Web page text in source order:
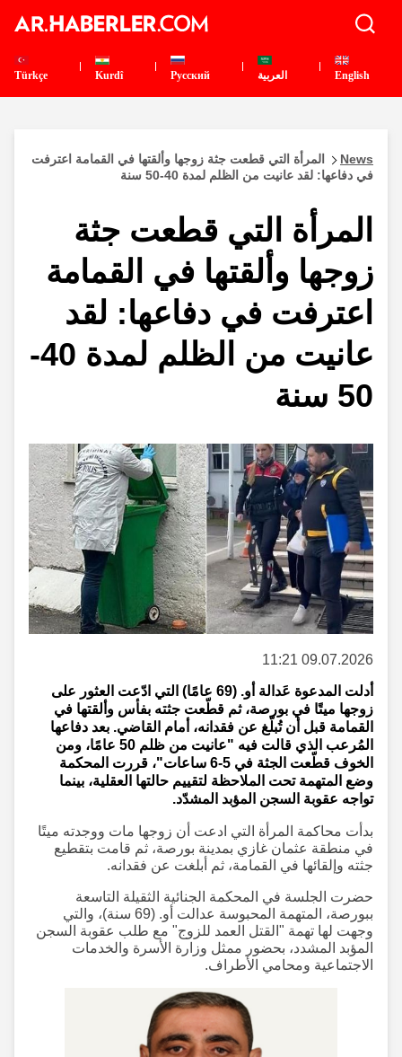
English العربية Pусский
Kurdî
Türkçe
News
المرأة التي قطعت جثة زوجها وألقتها في القمامة اعترفت
في دفاعها: لقد عانيت من الظلم لمدة 40-50 سنة
المرأة التي قطعت جثة
زوجها وألقتها في القمامة
اعترفت في دفاعها: لقد
عانيت من الظلم لمدة 40-
50 سنة
09.07.2026 11:21
أدلت المدعوة عَدالة أو. (69 عامًا) التي ادّعت العثور على
زوجها ميتًا في بورصة، ثم قطّعت جثته بفأس وألقتها في
القمامة قبل أن تُبلّغ عن فقدانه، أمام القاضي. بعد دفاعها
المُرعب الذي قالت فيه "عانيت من ظلم 50 عامًا، ومن
الخوف قطّعت الجثة في 5-6 ساعات"، قررت المحكمة
وضع المتهمة تحت الملاحظة لتقييم حالتها العقلية، بينما
تواجه عقوبة السجن المؤبد المشدّد.
بدأت محاكمة المرأة التي ادعت أن زوجها مات ووجدته ميتًا
في منطقة عثمان غازي بمدينة بورصة، ثم قامت بتقطيع
جثته وإلقائها في القمامة، ثم أبلغت عن فقدانه.
حضرت الجلسة في المحكمة الجنائية الثقيلة التاسعة
ببورصة، المتهمة المحبوسة عدالت أو. (69 سنة)، والتي
وجهت لها تهمة "القتل العمد للزوج" مع طلب عقوبة السجن
المؤبد المشدد، بحضور ممثل وزارة الأسرة والخدمات
الاجتماعية ومحامي الأطراف.